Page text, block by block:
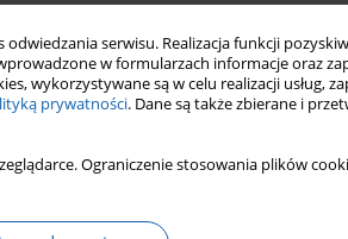
serwisu. Realizacja funkcji
w formularzach informacje oraz
wykorzystywane są w celu realizacji usług,
prywatności. Dane są także zbierane i
Ograniczenie stosowania plików